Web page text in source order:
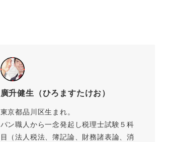
廣升健生（ひろますたけお）
東京都品川区生まれ。
パン職人から一念発起し税理士試験５科
目（法人税法、簿記論、財務諸表論、消